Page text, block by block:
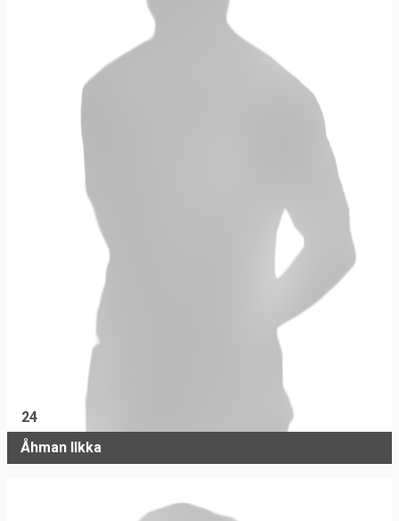
24
Åhman Ilkka